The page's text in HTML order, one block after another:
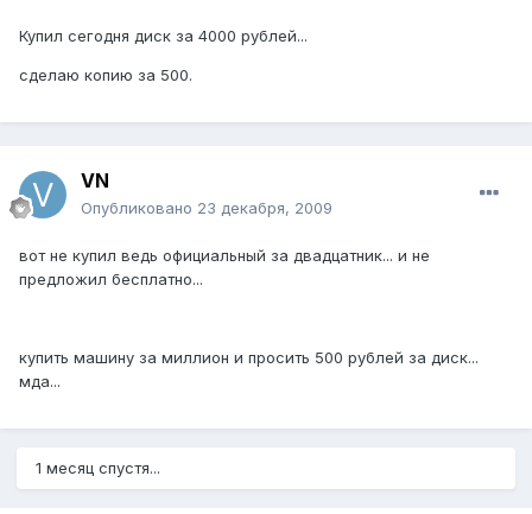
Купил сегодня диск за 4000 рублей...
сделаю копию за 500.
VN
Опубликовано 23 декабря, 2009
вот не купил ведь официальный за двадцатник... и не
предложил бесплатно...
купить машину за миллион и просить 500 рублей за диск...
мда...
1 месяц спустя...